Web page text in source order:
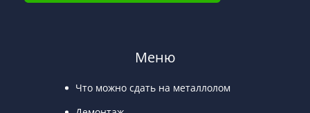
Меню
Что можно сдать на металлолом